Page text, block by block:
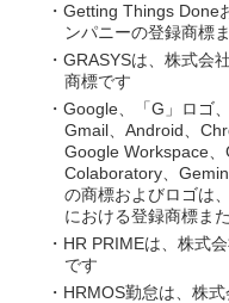
・Getting Things Done
ンパニーの登録商標
・GRASYSは、株式会
商標です
・Google、「G」ロゴ
Gmail、Android、
Google Workspace
Colaboratory、
の商標およびロゴは
における登録商標ま
・HR PRIMEは、株式
です
・HRMOS勤怠は、株